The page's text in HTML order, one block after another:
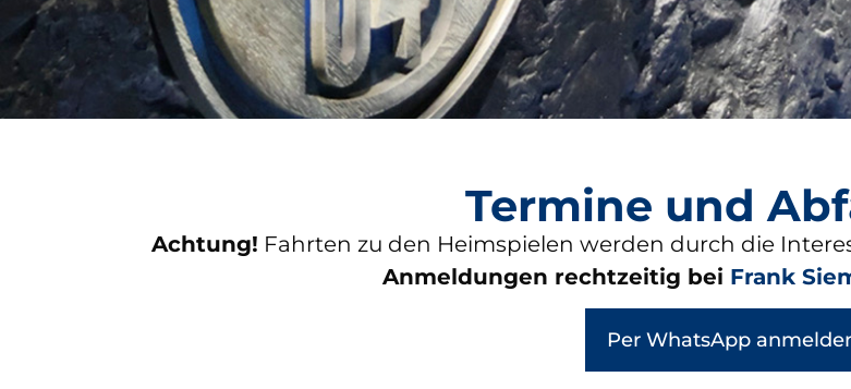
Termine und
Achtung! Fahrten zu den Heimspielen werden durch die
Anmeldungen rechtzeitig bei Frank
Per WhatsApp